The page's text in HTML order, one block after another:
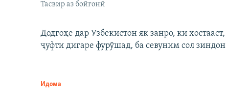
Тасвир аз бойгонӣ
Додгоҳе дар Узбекистон як занро, ки
ҷуфти дигаре фурӯшад, ба севуним сол
Идома